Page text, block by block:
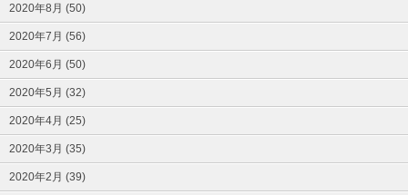
2020年8月 (50)
2020年7月 (56)
2020年6月 (50)
2020年5月 (32)
2020年4月 (25)
2020年3月 (35)
2020年2月 (39)